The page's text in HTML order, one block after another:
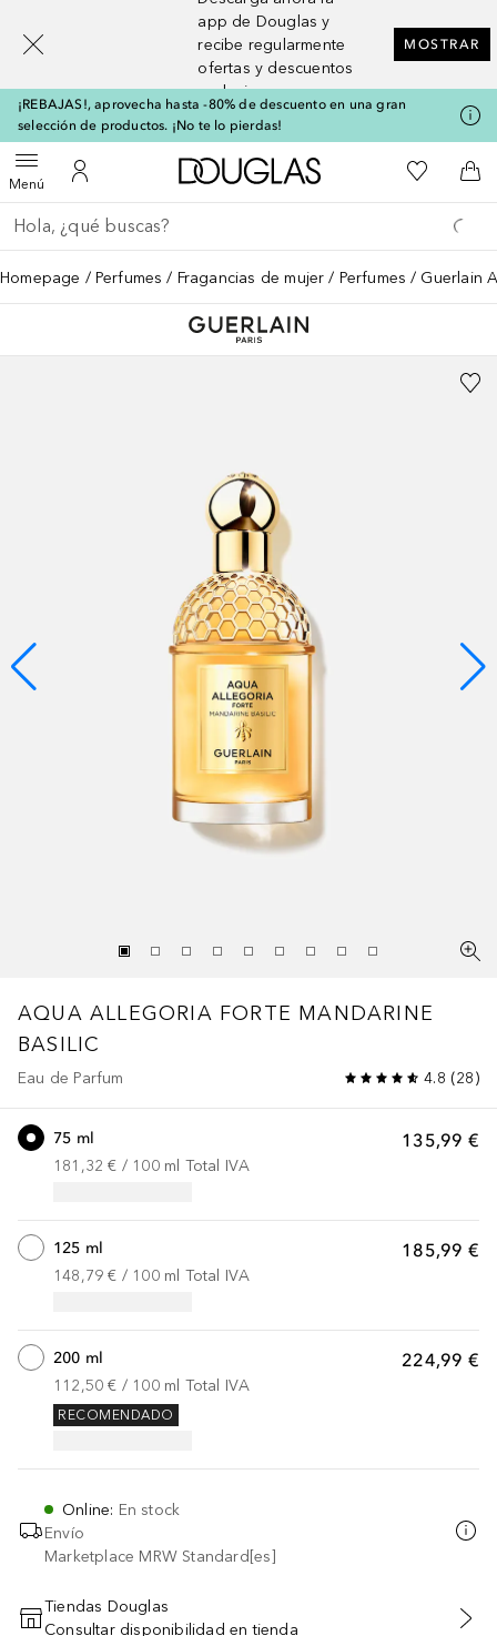
app de Douglas y
recibe regularmente
ofertas y descuentos
exclusivos
MOSTRAR
¡REBAJAS!, aprovecha hasta -80% de descuento en una gran
selección de productos. ¡No te lo pierdas!
MenúAbrir menúMi cuenta
A Douglas HomeMi lista de
A
Regresar
Ejecutar búsqueda
Homepage Perfumes Fragancias de mujer Perfumes Guerlain
AQUA ALLEGORIA FORTE MANDARINE
BASILIC
Eau de Parfum 4.8 (28)
135,99 €
75 ml
181,32 € / 100 ml Total IVA
185,99 €
125 ml
148,79 € / 100 ml Total IVA
224,99 €
200 ml
112,50 € / 100 ml Total IVA
RECOMENDADO
Online: En stock
Envío
Marketplace MRW Standard[es]
AÑADIR AL CARRITO
Tiendas Douglas
Consultar disponibilidad en tienda
[navigation.slideout.screenreader]